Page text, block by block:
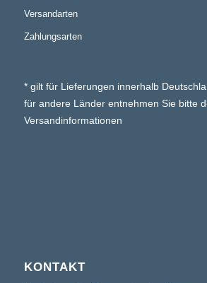
Versandarten
Zahlungsarten
* gilt für Lieferungen innerhalb
für andere Länder entnehmen Sie bitte
Versandinformationen
KONTAKT